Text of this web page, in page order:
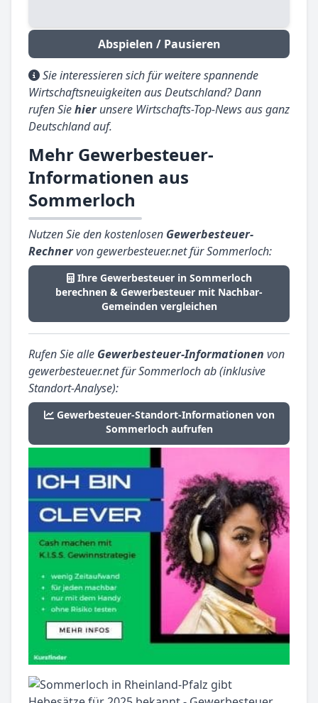
Abspielen / Pausieren
Sie interessieren sich für weitere spannende
Wirtschaftsneuigkeiten aus Deutschland? Dann
rufen Siehierunsere Wirtschafts-Top-News aus ganz
Deutschland auf.
Mehr Gewerbesteuer-
Informationen aus
Sommerloch
Nutzen Sie den kostenlosen Gewerbesteuer-
Rechnervon gewerbesteuer.net für Sommerloch:
Ihre Gewerbesteuer in Sommerloch
berechnen & Gewerbesteuer mit Nachbar-
Gemeinden vergleichen
Rufen Sie alle Gewerbesteuer-Informationen von
gewerbesteuer.net für Sommerloch ab (inklusive
Standort-Analyse):
Gewerbesteuer-Standort-Informationen von
Sommerloch aufrufen